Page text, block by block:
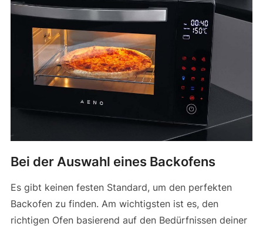
Bei der Auswahl eines Backofens
Es gibt keinen festen Standard, um den perfekten
Backofen zu finden. Am wichtigsten ist es, den
richtigen Ofen basierend auf den Bedürfnissen deiner